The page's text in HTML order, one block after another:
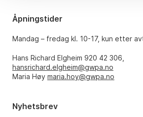
Åpningstider
Mandag – fredag kl. 10-17, kun etter
Hans Richard Elgheim 920 42 306,
hansrichard.elgheim@gwpa.no
Maria Høy maria.hoy@gwpa.no
Nyhetsbrev